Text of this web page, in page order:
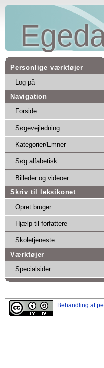
Personlige værktøjer
Log på
Navigation
Forside
Søgevejledning
Kategorier/Emner
Søg alfabetisk
Billeder og videoer
Skriv til leksikonet
Opret bruger
Hjælp til forfattere
Skoletjeneste
Værktøjer
Specialsider
Behandling af